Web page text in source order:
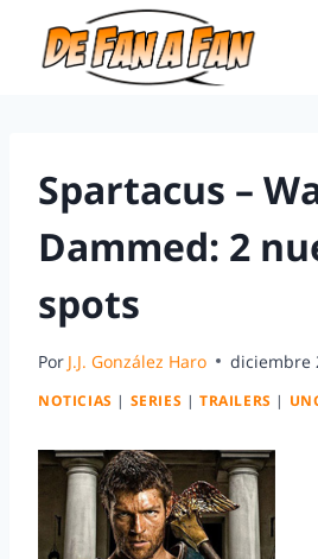
Spartacus –
Dammed: 2
spots
Por J.J. González Haro diciembre
NOTICIAS | SERIES | TRAILERS |